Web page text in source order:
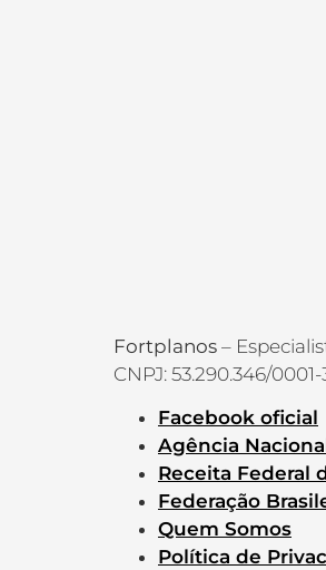
Fortplanos –
CNPJ: 53.290.346/0001-
Facebook oficial
Agência
Receita Federal
Federação
Quem Somos
Política de